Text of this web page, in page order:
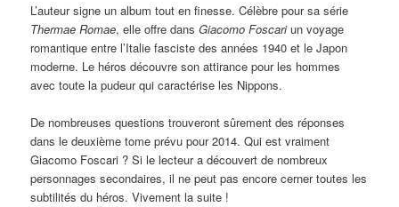
L’auteur signe un album tout en finesse. Célèbre pour sa série
Thermae Romae, elle offre dansGiacomo Foscariun voyage
romantique entre l’Italie fasciste des années 1940 et le Japon
moderne. Le héros découvre son attirance pour les hommes
avec toute la pudeur qui caractérise les Nippons.
De nombreuses questions trouveront sûrement des réponses
dans le deuxième tome prévu pour 2014. Qui est vraiment
Giacomo Foscari ? Si le lecteur a découvert de nombreux
personnages secondaires, il ne peut pas encore cerner toutes les
subtilités du héros. Vivement la suite !